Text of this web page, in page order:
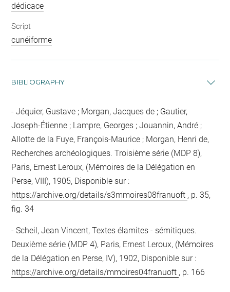
dédicace
Script
cunéiforme
BIBLIOGRAPHY
Jéquier, Gustave ; Morgan, Jacques de ; Gautier,
Joseph-Étienne ; Lampre, Georges ; Jouannin, André ;
Allotte de la Fuye, François-Maurice ; Morgan, Henri de,
Recherches archéologiques. Troisième série (MDP 8),
Paris, Ernest Leroux, (Mémoires de la Délégation en
Perse, VIII), 1905, Disponible sur :
https://archive.org/details/s3mmoires08franuoft , p. 35,
fig. 34
Scheil, Jean Vincent, Textes élamites - sémitiques.
Deuxième série (MDP 4), Paris, Ernest Leroux, (Mémoires
de la Délégation en Perse, IV), 1902, Disponible sur :
https://archive.org/details/mmoires04franuoft , p. 166